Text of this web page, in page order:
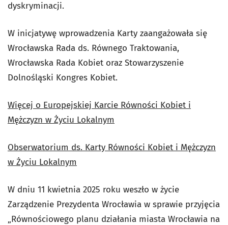
dyskryminacji.
W inicjatywę wprowadzenia Karty zaangażowała się
Wrocławska Rada ds. Równego Traktowania,
Wrocławska Rada Kobiet oraz Stowarzyszenie
Dolnośląski Kongres Kobiet.
Więcej o Europejskiej Karcie Równości Kobiet i
Mężczyzn w Życiu Lokalnym
Obserwatorium ds. Karty Równości Kobiet i Mężczyzn
w Życiu Lokalnym
W dniu 11 kwietnia 2025 roku weszło w życie
Zarządzenie Prezydenta Wrocławia w sprawie przyjęcia
„Równościowego planu działania miasta Wrocławia na